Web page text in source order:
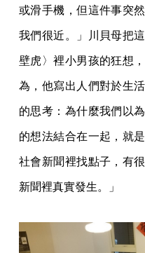
或滑手機，但這件事突
我們很近。」川貝母把
壁虎〉裡小男孩的狂想
為，他寫出人們對於生
的思考：為什麼我們以
的想法結合在一起，就
社會新聞裡找點子，有
新聞裡真實發生。」